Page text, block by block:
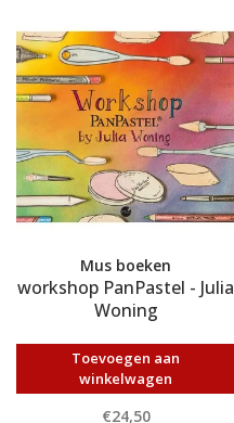
Mus boeken
workshop PanPastel - Julia
Woning
Toevoegen aan
winkelwagen
€24,50